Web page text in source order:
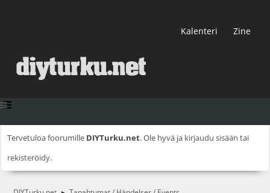
Kalenteri Zine
Tervetuloa foorumille DIYTurku.net. Ole hyvä ja kirjaudu sisään tai
rekisteröidy.